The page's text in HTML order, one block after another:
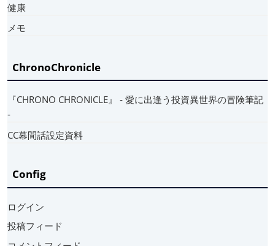
健康
メモ
ChronoChronicle
『CHRONO CHRONICLE』 ‐ 愛に出逢う投資異世界の冒険筆記
‐
CC幕間話設定資料
Config
ログイン
投稿フィード